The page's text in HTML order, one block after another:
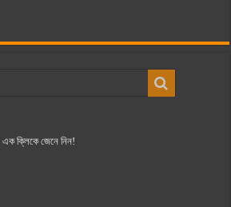
ক্লিকে জেনে নিন!